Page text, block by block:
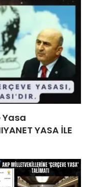
Yasa
YASA İLE